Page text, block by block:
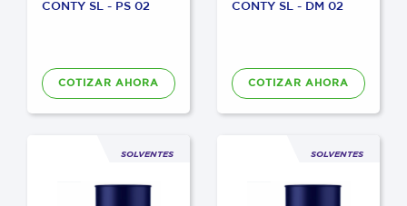
CONTY SL - PS 02
COTIZAR AHORA
CONTY SL - DM 02
COTIZAR AHORA
SOLVENTES SOLVENTES